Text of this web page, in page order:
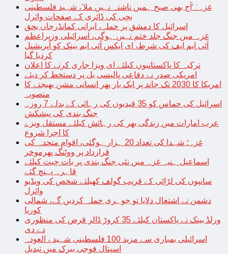
غزہ: ‘آج بھی صبح ہمیں ناشتہ نہیں ملا’، شہید فلسطینی
بچی کی ڈائری کے صفحات وائرل
اسرائیل کا دمشق پر حملہ، ایرانی کمانڈرجاں بحق
غزہ میں جنگ جلد ختم نہیں ہوگی، اسرائیلی وزیراعظم
آئی ایم ایف کی شرط، ای ایکس آئی ایم بینک کو آپریشنل
کردیا گیا
ترکیہ کا پاکستانیوں کیلئے ای ویزا جاری کرنے کا اعلان
امریکی صدر نے دفاعی پالیسی بل پر دستخط کر دیئے
امریکا کا 2030 تک چاند پر ایک بار پھر انسانی مشن بھیجنے کا
منصوبہ
اسرائیل کی حماس کو 35 قیدیوں کی رہائی کے بدلے 7 روزہ
جنگ بندی کی پیشکش
عرب امارات میں زندگی بھر کی رہائش کیلئے مستقل ویزے
کا اجرا شروع
غزہ؛ شہدا کی تعداد 20 ہزار ہوگئی، اقوام متحدہ کی
قرارداد پر ووٹنگ پھرموخر
اسماعیل ہنیہ غزہ میں نئی جنگ بندی پر بات چیت کیلئے
قاہرہ پہنچ گئے
سانپوں کی لڑائی کے قریب گولف کھیلتے شخص کی ویڈیو
وائرل
دشمن نے اشتعال دلایا تو جوہری حملہ کردیں گے، شمالی
کوریا
ورلڈ بینک نے پاکستان کیلئے 35 کروڑ ڈالر قرض کی منظوری
دے دی
اسرائیلی بمباری سے مزید 100 فلسطینی شہید ، العودہ
اسپتال فوجی بیرک میں تبدیل